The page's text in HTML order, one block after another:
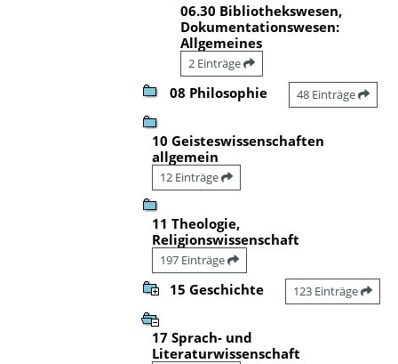
06.30 Bibliothekswesen,
Dokumentationswesen:
Allgemeines
2 Einträge
08 Philosophie 48 Einträge
10 Geisteswissenschaften
allgemein
12 Einträge
11 Theologie,
Religionswissenschaft
197 Einträge
15 Geschichte 123 Einträge
17 Sprach- und
Literaturwissenschaft